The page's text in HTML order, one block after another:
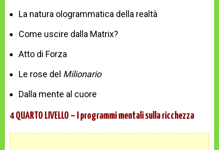
La natura ologrammatica della realtà
Come uscire dalla Matrix?
Atto di Forza
Le rose del Milionario
Dalla mente al cuore
4 QUARTO LIVELLO – I programmi mentali sulla ricchezza